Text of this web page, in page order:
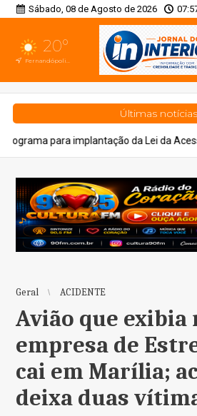
Sábado, 08 de Agosto de 2026
20°
Fernandópolis, SP
Últimas notícias
da Lei da Acessibilidade em
Geral ACIDENTE
Avião que exibia
empresa de
cai em Marília;
deixa duas